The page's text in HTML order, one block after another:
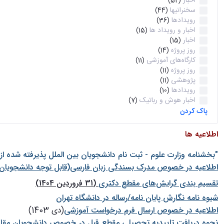
سخنرانیها (44)
رویدادها (36)
اخبار و رویداد ها (15)
اخبار (15)
روز پروژه (14)
کارگاه‌های آموزشی (11)
روز پروژه (11)
پژوهشی (11)
رویدادها (10)
اخبار هوش و رباتیک (7)
پاک کردن
اطلاعیه ها
"بخشنامه وزارت علوم - ثبت نام دانشجويان بين الملل پذيرفته شده
اطلاعیه در خصوص مدرک بسندگی زبان فارسی(قابل توجه
تقسیم بندی گرایش‌های مقطع دکتری(31 فروردین 1404)
شيوه نامه نگارش پايان نامه/رساله در دانشگاه تهران
اطلاعیه در خصوص ارسال فرم درخواست آموزشی(دی 1403)